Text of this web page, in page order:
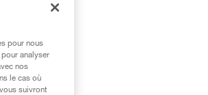
pour nous
analyser
nos
le cas où
suivront